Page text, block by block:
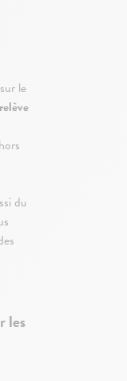
le
du
les